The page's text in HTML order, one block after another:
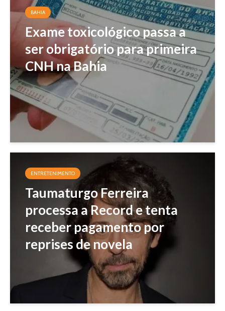
BAHIA
Exame toxicológico passa a
ser obrigatório para primeira
CNH na Bahia
ENTRETENIMENTO
Taumaturgo Ferreira
processa a Record e tenta
receber pagamento por
reprises de novela